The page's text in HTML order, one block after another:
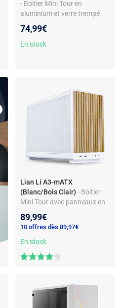
- Boitier Mini Tour en
aluminium et verre trempé
74,99€
En stock
Lian Li A3-mATX
(Blanc/Bois Clair) - Boitier
Mini Tour avec panneaux en
conçu en collaboration avec
DAN Cases
89,99€
10 offres dès 89,97€
En stock